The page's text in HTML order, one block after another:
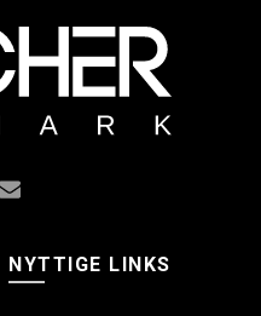
NYTTIGE LINKS